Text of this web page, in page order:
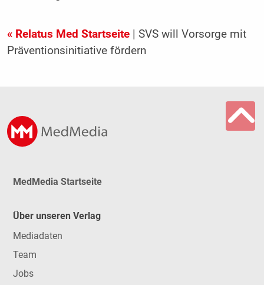
« Relatus Med Startseite| SVS will Vorsorge mit
Präventionsinitiative fördern
MedMedia Startseite
Über unseren Verlag
Mediadaten
Team
Jobs